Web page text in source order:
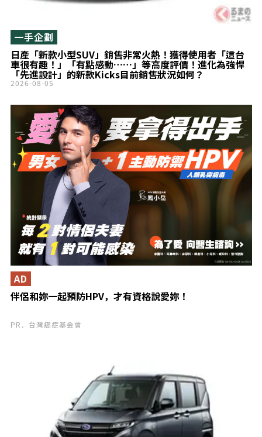
日產「新款小型SUV」銷售非常火熱！獲得使用者「這台
車很有趣！」「有點感動……」等高度評價！進化為強悍
「先進設計」的新款Kicks目前銷售狀況如何？
一手企劃
2026-08-05
伴侶和妳一起預防HPV，才有資格說愛妳！
AD
PR．台灣癌症基金會